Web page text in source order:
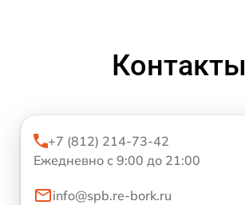
Контакты
+7 (812) 214-73-42
Ежедневно с 9:00 до 21:00
info@spb.re-bork.ru